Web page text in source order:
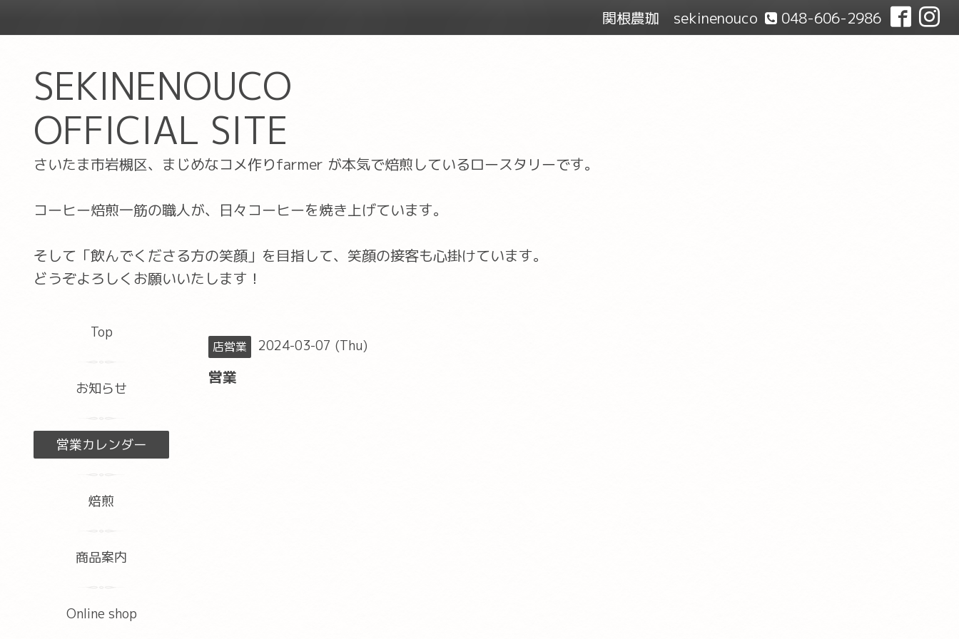
048-606-2986
関根農珈 sekinenouco
SEKINENOUCO
OFFICIAL SITE
さいたま市岩槻区、まじめなコメ作りfarmer が本気で焙煎しているロースタリーです。
コーヒー焙煎一筋の職人が、日々コーヒーを焼き上げています。
そして「飲んでくださる方の笑顔」を目指して、笑顔の接客も心掛けています。
どうぞよろしくお願いいたします！
店営業 2024-03-07 (Thu)
営業
Top
お知らせ
営業カレンダー
焙煎
商品案内
Online shop